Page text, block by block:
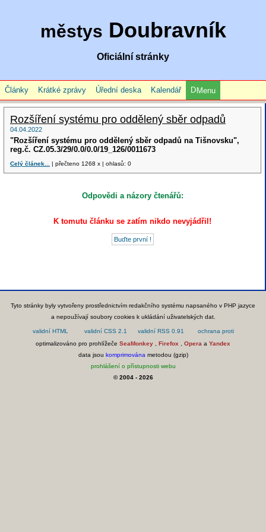
městys Doubravník
Oficiální stránky
Články Krátké zprávy Úřední deska Kalendář Menu
Rozšíření systému pro oddělený sběr odpadů
04.04.2022
"Rozšíření systému pro oddělený sběr odpadů na Tišnovsku",
reg.č. CZ.05.3/29/0.0/0.0/19_126/0011673
Celý článek... | přečteno 1268 x | ohlasů: 0
Odpovědi a názory čtenářů:
K tomutu článku se zatím nikdo nevyjádřil!
Tyto stránky byly vytvořeny prostřednictvím redakčního systému napsaného v PHP jazyce
a nepoužívají soubory cookies k ukládání uživatelských dat.
optimalizováno pro prohlížeče SeaMonkey Firefox Opera a Yandex
data jsou komprimována metodou (gzip)
prohlášení o přístupnosti webu
© 2004 - 2026